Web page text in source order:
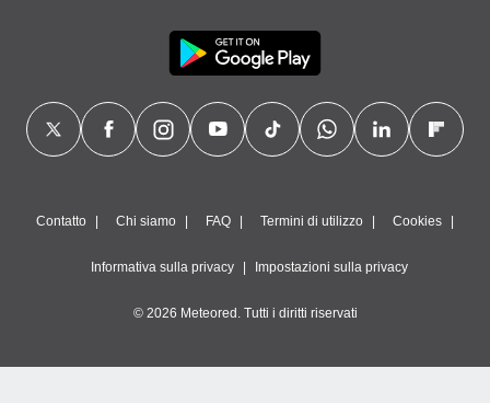
Contatto Chi siamo FAQ Termini di utilizzo Cookies
Informativa sulla privacy Impostazioni sulla privacy
© 2026 Meteored. Tutti i diritti riservati